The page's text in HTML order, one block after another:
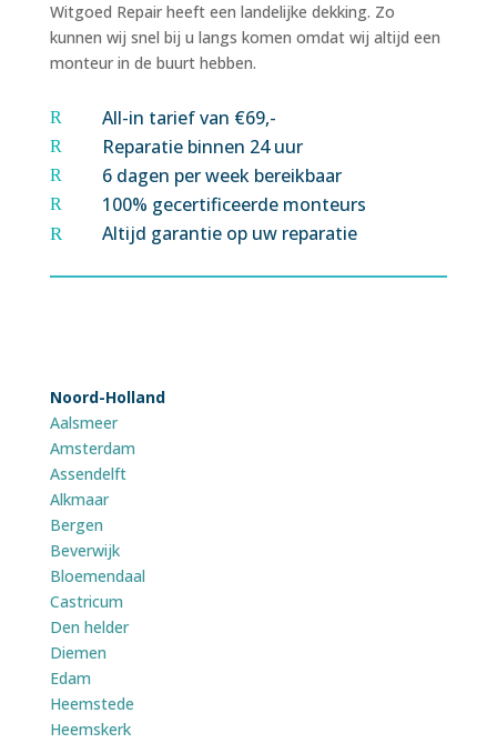
Witgoed Repair heeft een landelijke dekking. Zo
kunnen wij snel bij u langs komen omdat wij altijd een
monteur in de buurt hebben.
R All-in tarief van €69,-
R Reparatie binnen 24 uur
R 6 dagen per week bereikbaar
R 100% gecertificeerde monteurs
R Altijd garantie op uw reparatie
Noord-Holland
Aalsmeer
Amsterdam
Assendelft
Alkmaar
Bergen
Beverwijk
Bloemendaal
Castricum
Den helder
Diemen
Edam
Heemstede
Heemskerk